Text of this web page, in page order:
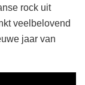
rock uit
veelbelovend
jaar van